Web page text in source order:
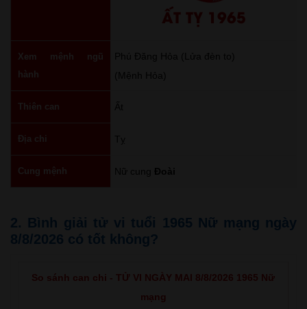
ẤT TỴ 1965
Xem mệnh ngũ
hành
Phú Đăng Hỏa (Lửa đèn to)
(Mệnh Hỏa)
Thiên can Ất
Địa chi Tỵ
Cung mệnh Nữ cung Đoài
2. Bình giải tử vi tuổi 1965 Nữ mạng ngày
8/8/2026 có tốt không?
So sánh can chi - TỬ VI NGÀY MAI 8/8/2026 1965 Nữ
mạng